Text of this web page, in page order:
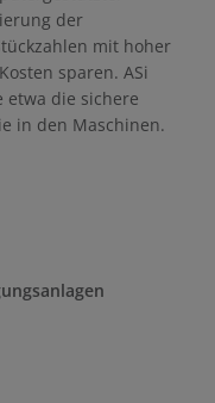
der
mit hoher
sparen. ASi
etwa die sichere
in den Maschinen.